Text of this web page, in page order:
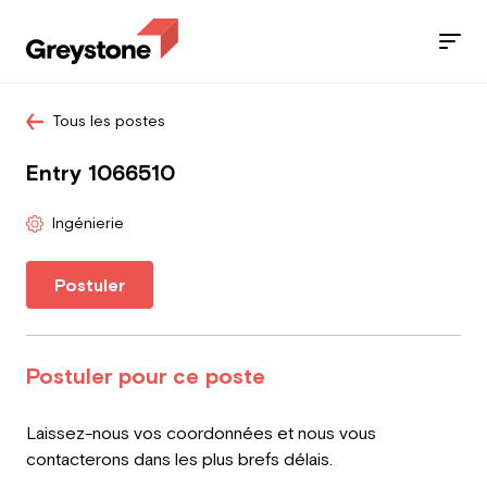
Jobs
Nos services
Secteurs
Blog
Tous les postes
Entry 1066510
Ingénierie
Postuler
Postuler pour ce poste
Laissez-nous vos coordonnées et nous vous
contacterons dans les plus brefs délais.